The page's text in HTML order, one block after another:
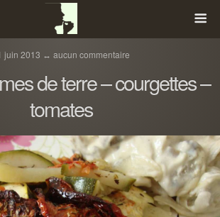
juin 2013 ↔ aucun commentaire
de terre – courgettes –
tomates